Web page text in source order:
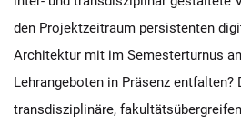
den Projektzeitraum persistenten
Architektur mit im Semesterturnus
Lehrangeboten in Präsenz entfalten?
transdisziplinäre,